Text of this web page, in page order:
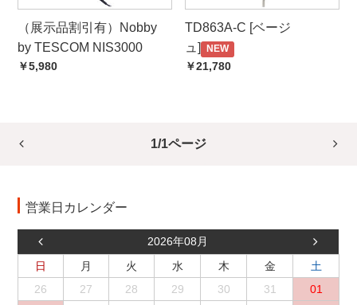
（展示品割引有）Nobby
by TESCOM NIS3000
￥5,980
TD863A-C [ベージ
ュ]
NEW
￥21,780
1/1ページ
営業日カレンダー
2026年08月
日
月 火 水 木 金
土
26
27 28 29 30 31
01